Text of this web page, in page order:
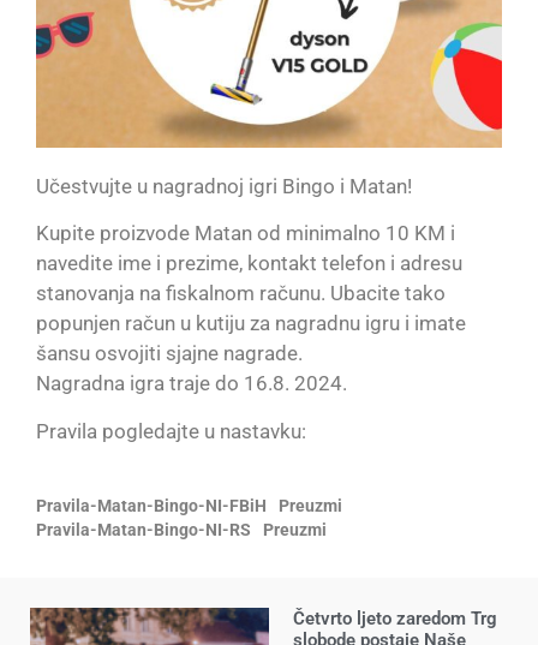
Učestvujte u nagradnoj igri Bingo i Matan!
Kupite proizvode Matan od minimalno 10 KM i
navedite ime i prezime, kontakt telefon i adresu
stanovanja na fiskalnom računu. Ubacite tako
popunjen račun u kutiju za nagradnu igru i imate
šansu osvojiti sjajne nagrade.
Nagradna igra traje do 16.8. 2024.
Pravila pogledajte u nastavku:
Pravila-Matan-Bingo-NI-FBiH
Preuzmi
Pravila-Matan-Bingo-NI-RS
Preuzmi
Četvrto ljeto zaredom Trg
slobode postaje Naše